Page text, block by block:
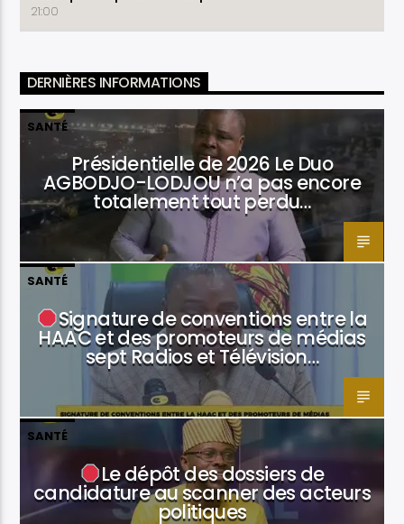
21:00
DERNIÈRES INFORMATIONS
SANTÉ
Présidentielle de 2026 Le Duo
AGBODJO-LODJOU n’a pas encore
totalement tout perdu…
SANTÉ
Signature de conventions entre la
HAAC et des promoteurs de médias
sept Radios et Télévision…
SANTÉ
Le dépôt des dossiers de
candidature au scanner des acteurs
politiques